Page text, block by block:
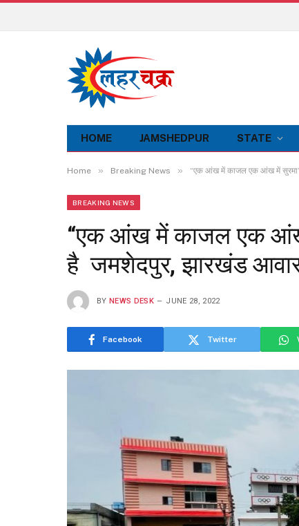
HOME JAMSHEDPUR STATE
Home » Breaking News » “एक आंख में काजल एक आंख में सुरमा”
BREAKING NEWS
“एक आंख में काजल एक आंख
है जमशेदपुर, झारखंड आवास
BY NEWS DESK JUNE 28, 2022
Facebook Twitter